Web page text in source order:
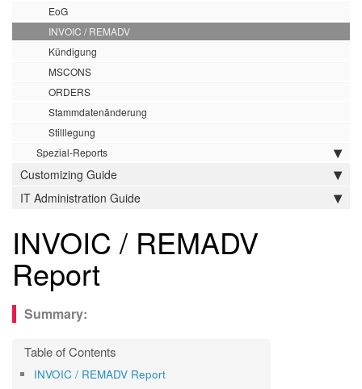
EoG
INVOIC / REMADV
Kündigung
MSCONS
ORDERS
Stammdatenänderung
Stilllegung
Spezial-Reports
Customizing Guide
IT Administration Guide
INVOIC / REMADV
Report
INVOIC / REMADV Report